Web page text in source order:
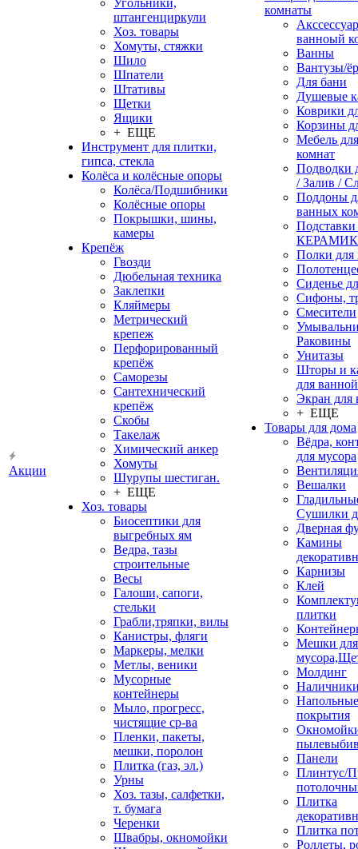
Акции
Угольники,
штангенциркули
Хоз. товары
Хомуты, стяжки
Шило
Шпатели
Штативы
Щетки
Ящики
+ ЕЩЕ
Инструмент для плитки,
гипса, стекла
Колёса и колёсные опоры
Колёса/Подшибники
Колёсные опоры
Покрышки, шины,
камеры
Крепёж
Гвозди
Дюбельная техника
Заклепки
Кляймеры
Метрический
крепеж
Перфорированный
крепёж
Саморезы
Сантехнический
крепёж
Скобы
Такелаж
Химический анкер
Хомуты
Шурупы шестиган.
+ ЕЩЕ
Хоз. товары
Биосептики для
выгребных ям
Ведра, тазы
строительные
Весы
Галоши, сапоги,
стельки
Грабли,тряпки, вилы
Канистры, фляги
Маркеры, мелки
Метлы, веники
Мусорные
контейнеры
Мыло, прогресс,
чистящие ср-ва
Пленки, пакеты,
мешки, поролон
Плитка (газ, эл.)
Урны
Хоз. тазы, салфетки,
т. бумага
Черенки
Швабры, окномойки
комнаты
ванноый
Ванны
Вантузы/
Для бани
Душевые
Коврики
Корзины
Мебель
комнат
Подводки
/ Залив /
Поддоны
ванных
Полки для
Сиденье
Сифоны,
Смесители
Раковины
Унитазы
Шторы и
для ванной
Экран для
+ ЕЩЕ
Товары для дома
Вёдра,
для мусора
Вешалки
Сушилки
Дверная
Камины
Карнизы
Клей
плитки
Мешки для
Молдинг
Напольные
покрытия
Панели
Плинтус/
Плитка
Плитка
Роллеты,